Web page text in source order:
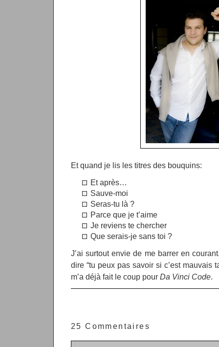
Et quand je lis les titres des bouquins:
Et après…
Sauve-moi
Seras-tu là ?
Parce que je t’aime
Je reviens te chercher
Que serais-je sans toi ?
J’ai surtout envie de me barrer en
dire “tu peux pas savoir si c’est mauvais
m’a déjà fait le coup pour Da Vinci Code.
25 Commentaires